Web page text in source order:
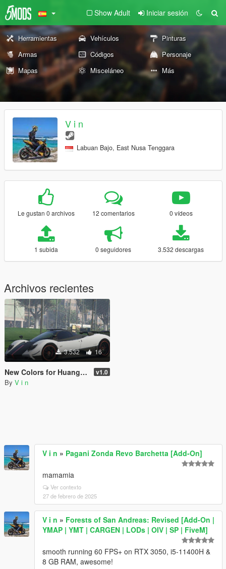
Show Adult Iniciar sesión
Herramientas Vehículos
Pinturas
Armas
Códigos
Personaje
Mapas
Misceláneo Más
V i n
Labuan Bajo, East Nusa Tenggara
Le gustan 0 archivos 12 comentarios 0 vídeos
1 subida 0 seguidores 3.532 descargas
Archivos recientes
3.532 16
New Colors for Huang_h's 2009 Pagani Zonda Cinque v1.0
By V i n
V i n » Pagani Zonda Revo Barchetta [Add-On]
mamamia
Ver contexto
27 de febrero de 2025
V i n » Forests of San Andreas: Revised [Add-On |
YMAP | YMT | CARGEN | LODs | OIV | SP | FiveM]
smooth running 60 FPS+ on RTX 3050, i5-11400H &
8 GB RAM, awesome!